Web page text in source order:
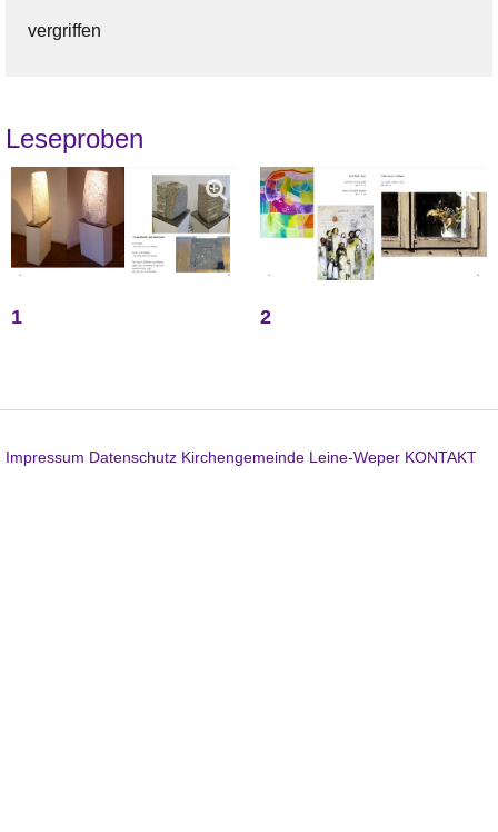
vergriffen
Leseproben
1 2
Impressum Datenschutz Kirchengemeinde Leine-Weper KONTAKT